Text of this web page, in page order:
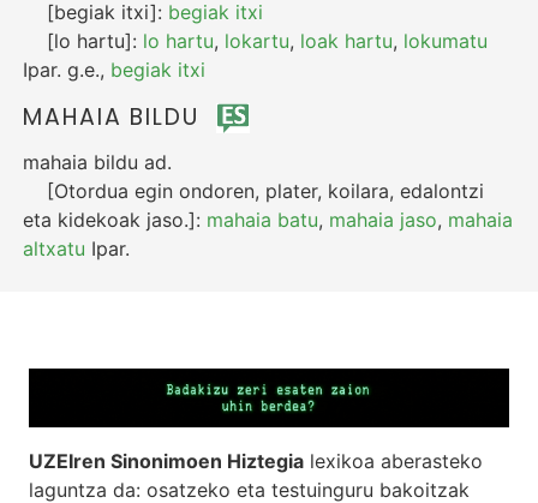
[begiak itxi]: begiak itxi
[lo hartu]: lo hartu, lokartu, loak hartu, lokumatu
Ipar. g.e., begiak itxi
MAHAIA BILDU
mahaia bildu ad.
[Otordua egin ondoren, plater, koilara, edalontzi
eta kidekoak jaso.]: mahaia batu, mahaia jaso, mahaia
altxatu Ipar.
UZEIren Sinonimoen Hiztegia lexikoa aberasteko
laguntza da: osatzeko eta testuinguru bakoitzak